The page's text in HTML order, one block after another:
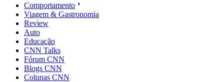
Comportamento
Viagem & Gastronomia
Review
Auto
Educação
CNN Talks
Fórum CNN
Blogs CNN
Colunas CNN